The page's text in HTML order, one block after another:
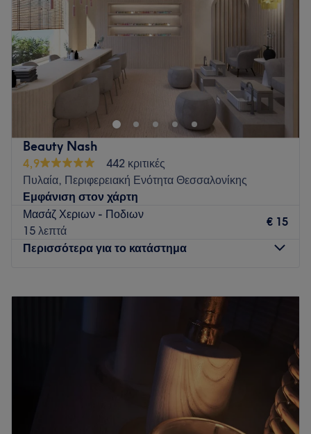
Παρασκευή
14:00
22:00
Σάββατο
Κυριακή
Κλειστό
Το Melispa - Θέρμη σας προσφέρει μία μεγάλη γκάμα
υπηρεσιών μασάζ.
Beauty Nash
4,9
442 κριτικές
Πυλαία, Περιφερειακή Ενότητα Θεσσαλονίκης
Εμφάνιση στον χάρτη
Μασάζ Χεριων - Ποδιων
15 λεπτά
€ 15
Περισσότερα για το κατάστημα
09:30
09:30
09:30
09:30 –
09:30–
Go to venue